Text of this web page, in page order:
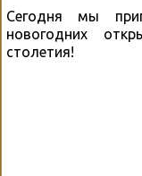
Сегодня мы
новогодних
столетия!